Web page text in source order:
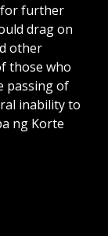
for further
drag on
other
those who
passing of
inability to
ng Korte